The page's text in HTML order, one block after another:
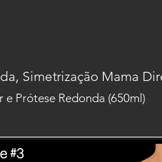
Simetrização Mama
e Prótese Redonda (650ml)